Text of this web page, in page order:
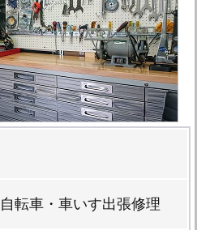
転車・車いす出張修理